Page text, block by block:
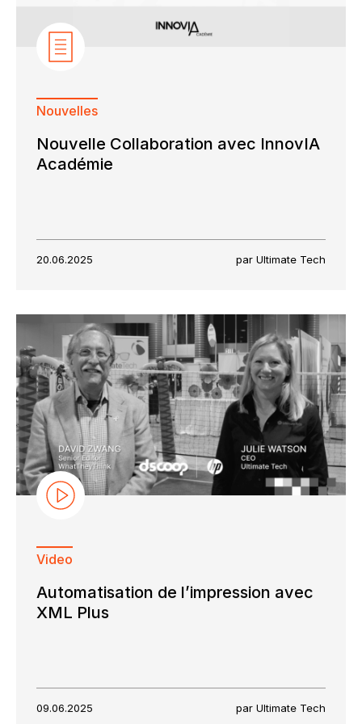
Nouvelles
Nouvelle Collaboration avec InnovIA
Académie
20.06.2025 par Ultimate Tech
Video
Automatisation de l’impression avec
XML Plus
09.06.2025 par Ultimate Tech